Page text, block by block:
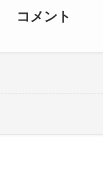
コメント